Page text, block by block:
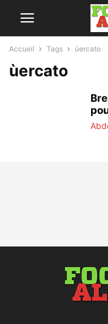
Accueil Tags ùercato
ùercato